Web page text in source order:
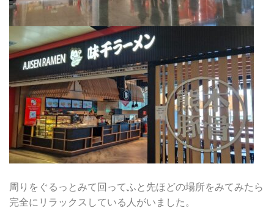
周りをぐるっとみて回ってふと先ほどの場所をみてみたら
完全にリラックスしている人がいました。